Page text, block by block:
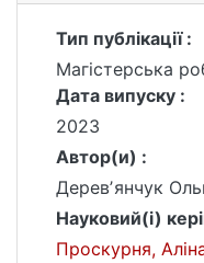
Тип публікації :
Магістерська
Дата випуску :
2023
Автор(и) :
Деревʼянчук
Науковий(і)
Проскурня,